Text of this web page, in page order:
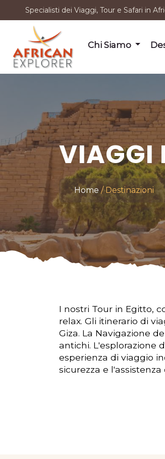
Specialisti dei Viaggi, Tour e Safari in
Chi Siamo
VIAGGI
Home Destinazioni
I nostri Tour in Egitto,
relax. Gli itinerario di
Giza. La Navigazione
antichi. L'esplorazione
esperienza di viaggio
sicurezza e